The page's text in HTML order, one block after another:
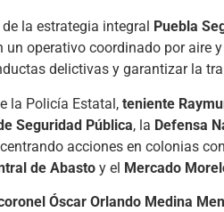
la estrategia integral Puebla
un operativo coordinado por aire
delictivas y garantizar la
la Policía Estatal, teniente
Seguridad Pública, la Defensa
acciones en colonias
de Abasto y el Mercado
Óscar Orlando Medina